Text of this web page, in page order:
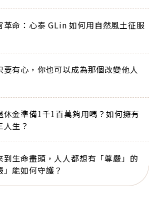
革命：心泰 GLin 如何用自然風土征服
要有心，你也可以成為那個改變他人
休金準備1千1百萬夠用嗎？如何擁有
人生？
到生命盡頭，人人都想有「尊嚴」的
能如何守護？